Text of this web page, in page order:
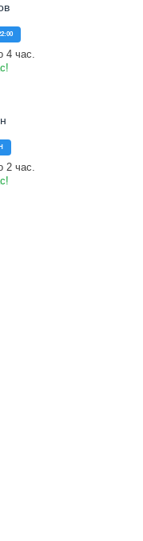
4 час.
2 час.